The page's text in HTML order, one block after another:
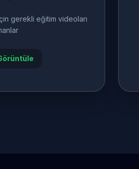
gerekli eğitim videoları